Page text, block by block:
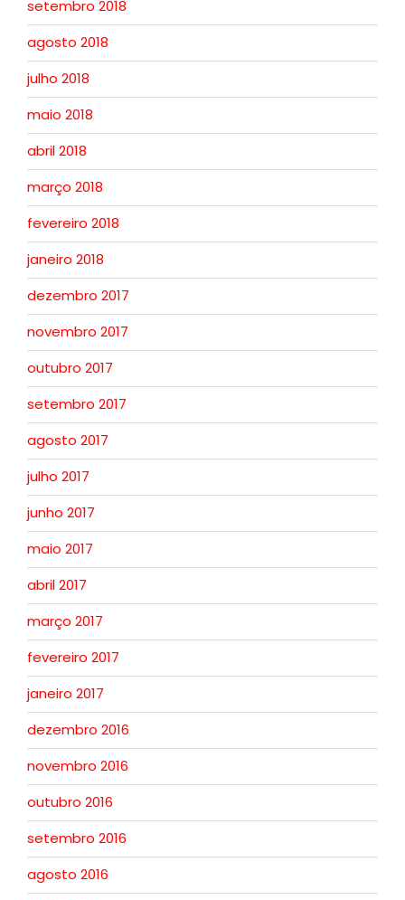
setembro 2018
agosto 2018
julho 2018
maio 2018
abril 2018
março 2018
fevereiro 2018
janeiro 2018
dezembro 2017
novembro 2017
outubro 2017
setembro 2017
agosto 2017
julho 2017
junho 2017
maio 2017
abril 2017
março 2017
fevereiro 2017
janeiro 2017
dezembro 2016
novembro 2016
outubro 2016
setembro 2016
agosto 2016